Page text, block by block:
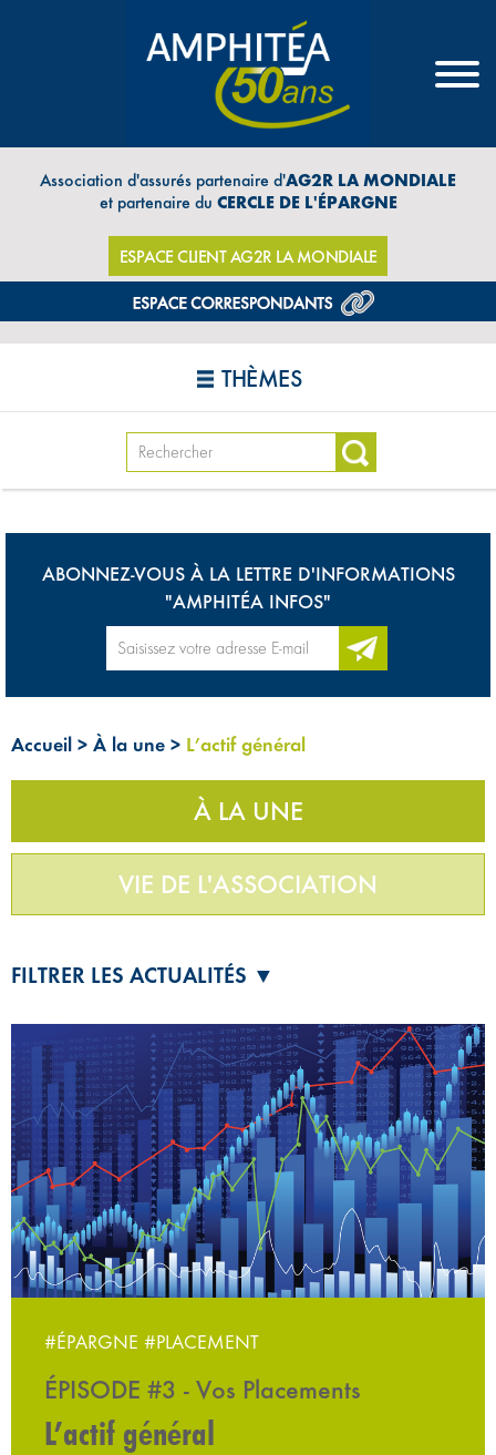
Association d'assurés partenaire d'AG2R LA MONDIALE
et partenaire du CERCLE DE L'ÉPARGNE
ESPACE CLIENT AG2R LA MONDIALE
THÈMES
ABONNEZ-VOUS À LA LETTRE D'INFORMATIONS
"AMPHITÉA INFOS"
Accueil > À la une > L’actif général
À LA UNE
VIE DE L'ASSOCIATION
FILTRER LES ACTUALITÉS ▼
#ÉPARGNE #PLACEMENT
ÉPISODE #3 - Vos Placements
L’actif général